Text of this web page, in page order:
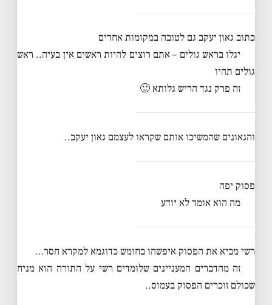
כתוב גאון יעקב גם לטובה במקומות אחרים
יגלו בראש גולים – אתם רוצים להיות ראשים אין בעיה.. ראש
גולים תהיו
זה פרק נגד הריש גלותא 🙂
והגאונים שהמשיכו אותם שקראו לעצמם גאון יעקב..
פסוק יפה
מה הוא אומר לא יודע
רשי מביא את הפסוק איפשהו בחומש כדוגמא למקרא חסר…
זה מהדברים המעניינים שלומדים רשי על התורה הוא מניח
שכולם זוכרים הפסוק בעמוס..